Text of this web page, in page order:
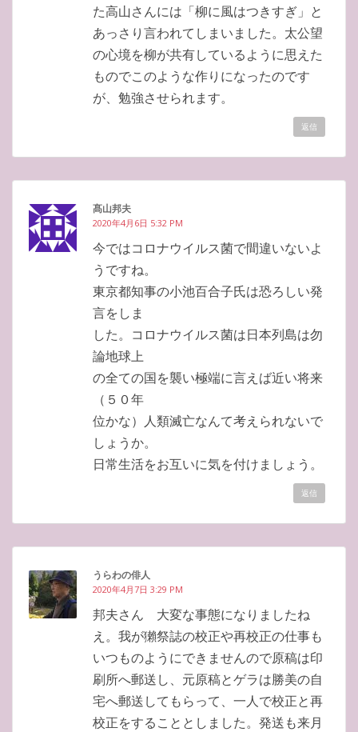
た高山さんには「柳に風はつきすぎ」と
あっさり言われてしまいました。太公望
の心境を柳が共有しているように思えた
ものでこのような作りになったのです
が、勉強させられます。
返信
髙山邦夫
2020年4月6日 5:32 PM
今ではコロナウイルス菌で間違いないよ
うですね。
東京都知事の小池百合子氏は恐ろしい発
言をしま
した。コロナウイルス菌は日本列島は勿
論地球上
の全ての国を襲い極端に言えば近い将来
（５０年
位かな）人類滅亡なんて考えられないで
しょうか。
日常生活をお互いに気を付けましょう。
返信
うらわの俳人
2020年4月7日 3:29 PM
邦夫さん 大変な事態になりましたね
え。我が獺祭誌の校正や再校正の仕事も
いつものようにできませんので原稿は印
刷所へ郵送し、元原稿とゲラは勝美の自
宅へ郵送してもらって、一人で校正と再
校正をすることとしました。発送も来月